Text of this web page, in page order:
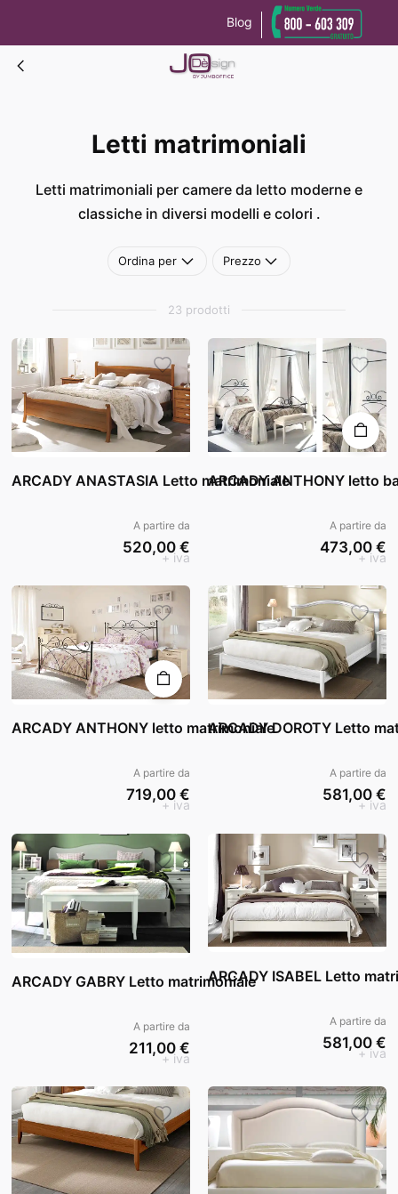
Blog
Letti matrimoniali
Letti matrimoniali
Letti matrimoniali per camere da letto moderne e
classiche in diversi modelli e colori .
Ordina per Prezzo
23 prodotti
ARCADY ANASTASIA Letto matrimoniale
A partire da
520,00 €
+ iva
ARCADY ANTHONY letto
A partire da
473,00 €
+ iva
ARCADY ANTHONY letto matrimoniale
A partire da
719,00 €
+ iva
ARCADY DOROTY Letto
A partire da
581,00 €
+ iva
ARCADY GABRY Letto matrimoniale
A partire da
211,00 €
+ iva
ARCADY ISABEL Letto
A partire da
581,00 €
+ iva
Informativa sulla raccolta
Le tue preferenze relative alla privacy